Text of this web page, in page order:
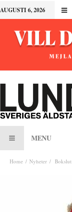
AUGUSTI 6, 2026
MENU
Home Nyheter Bokslut